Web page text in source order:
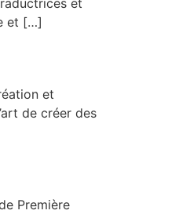
et
et […]
et
de créer des
Première